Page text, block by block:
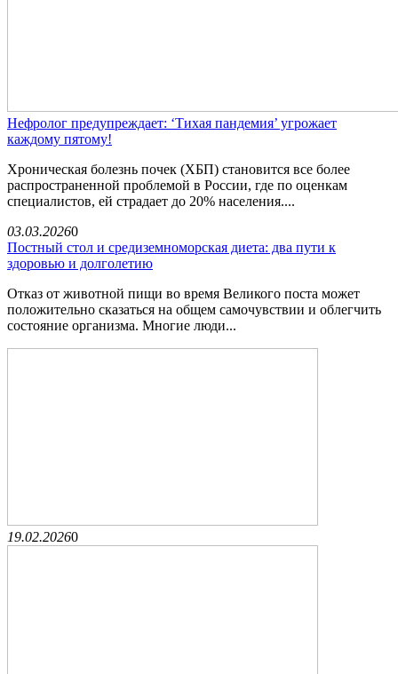
Нефролог предупреждает: ‘Тихая пандемия’ угрожает
каждому пятому!
Хроническая болезнь почек (ХБП) становится все более
распространенной проблемой в России, где по оценкам
специалистов, ей страдает до 20% населения....
03.03.20260
Постный стол и средиземноморская диета: два пути к
здоровью и долголетию
Отказ от животной пищи во время Великого поста может
положительно сказаться на общем самочувствии и облегчить
состояние организма. Многие люди...
19.02.20260